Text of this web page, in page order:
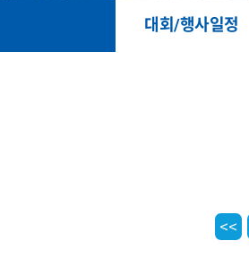
대회/행사일정
<<